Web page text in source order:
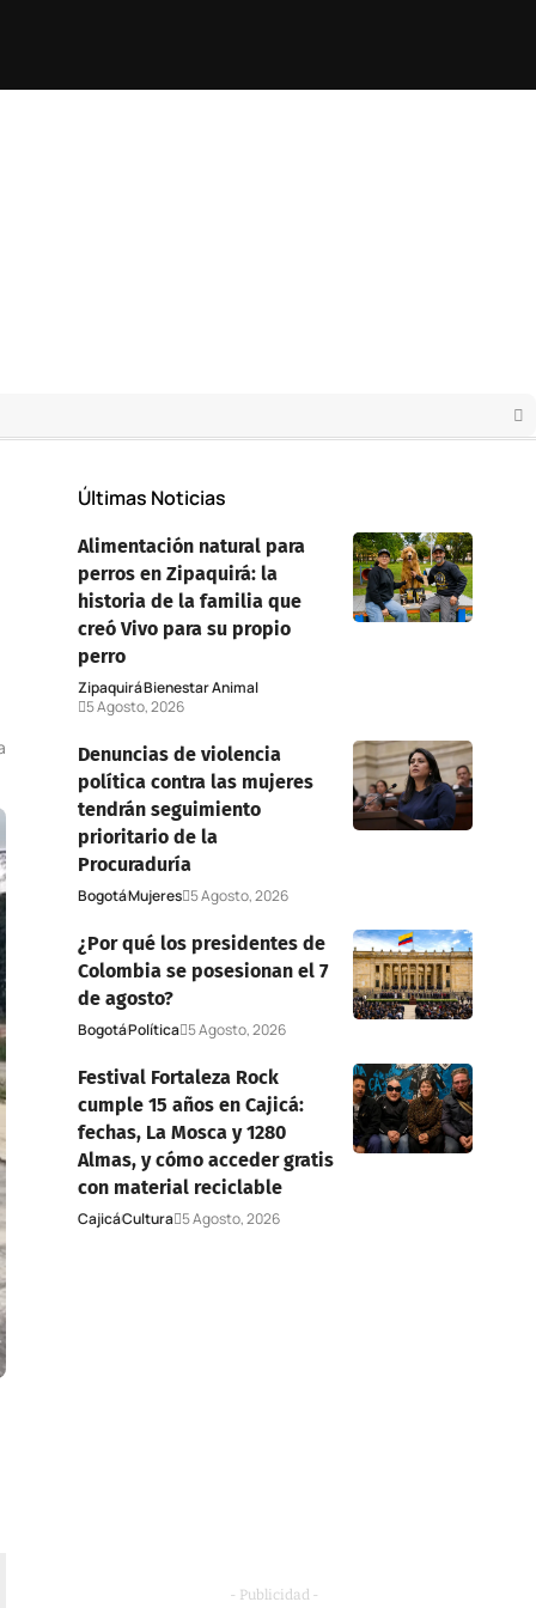
Últimas Noticias
Alimentación natural para
perros en Zipaquirá: la
historia de la familia que
creó Vivo para su propio
perro
ZipaquiráBienestar Animal
5 Agosto, 2026
Denuncias de violencia
política contra las mujeres
tendrán seguimiento
prioritario de la
Procuraduría
BogotáMujeres 5 Agosto, 2026
¿Por qué los presidentes de
Colombia se posesionan el 7
de agosto?
BogotáPolítica 5 Agosto, 2026
Festival Fortaleza Rock
cumple 15 años en Cajicá:
fechas, La Mosca y 1280
Almas, y cómo acceder gratis
con material reciclable
CajicáCultura 5 Agosto, 2026
- Publicidad -